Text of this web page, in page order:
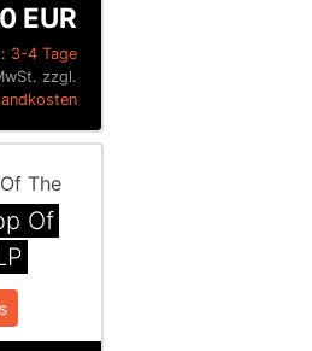
3-4 Tage
EUR
zzgl.
Of